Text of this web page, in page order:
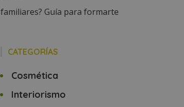
familiares? Guía para formarte
CATEGORÍAS
Cosmética
Interiorismo